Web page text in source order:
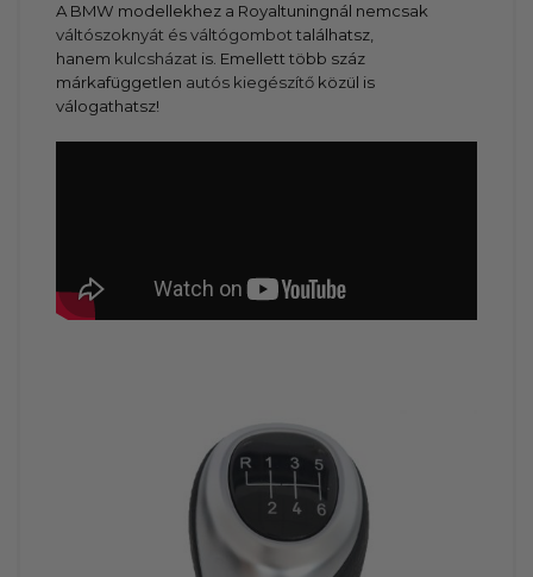
A BMW modellekhez a Royaltuningnál nemcsak
váltószoknyát és váltógombottalálhatsz,
hanem kulcsházat is. Emellett több száz
márkafüggetlen autós kiegészítő közül is
válogathatsz!